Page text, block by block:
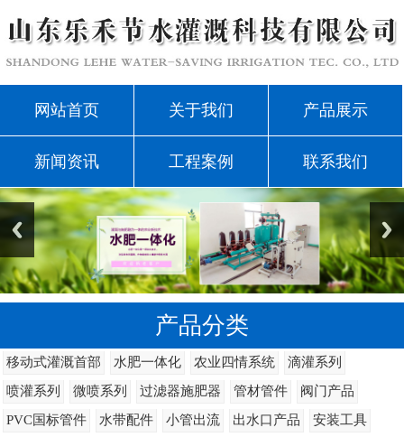
网站首页 关于我们 产品展示
新闻资讯 工程案例 联系我们
产品分类
移动式灌溉首部 水肥一体化 农业四情系统
滴灌系列
喷灌系列
微喷系列 过滤器施肥器 管材管件
阀门产品
PVC国标管件
水带配件 小管出流 出水口产品 安装工具